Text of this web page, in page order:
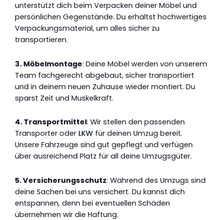
unterstützt dich beim Verpacken deiner Möbel und
persönlichen Gegenstände. Du erhältst hochwertiges
Verpackungsmaterial, um alles sicher zu
transportieren.
3. Möbelmontage: Deine Möbel werden von unserem
Team fachgerecht abgebaut, sicher transportiert
und in deinem neuen Zuhause wieder montiert. Du
sparst Zeit und Muskelkraft.
4. Transportmittel: Wir stellen den passenden
Transporter oder LKW für deinen Umzug bereit.
Unsere Fahrzeuge sind gut gepflegt und verfügen
über ausreichend Platz für all deine Umzugsgüter.
5. Versicherungsschutz: Während des Umzugs sind
deine Sachen bei uns versichert. Du kannst dich
entspannen, denn bei eventuellen Schäden
übernehmen wir die Haftung.